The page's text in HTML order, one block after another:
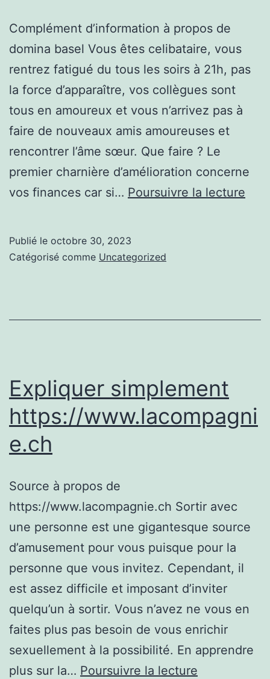
Complément d’information à propos de
domina basel Vous êtes celibataire, vous
rentrez fatigué du tous les soirs à 21h, pas
la force d’apparaître, vos collègues sont
tous en amoureux et vous n’arrivez pas à
faire de nouveaux amis amoureuses et
rencontrer l’âme sœur. Que faire ? Le
premier charnière d’amélioration concerne
vos finances car si… Poursuivre la lecture
Publié le octobre 30, 2023
Catégorisé comme Uncategorized
Expliquer simplement
https://www.lacompagni
e.ch
Source à propos de
https://www.lacompagnie.ch Sortir avec
une personne est une gigantesque source
d’amusement pour vous puisque pour la
personne que vous invitez. Cependant, il
est assez difficile et imposant d’inviter
quelqu’un à sortir. Vous n’avez ne vous en
faites plus pas besoin de vous enrichir
sexuellement à la possibilité. En apprendre
plus sur la… Poursuivre la lecture